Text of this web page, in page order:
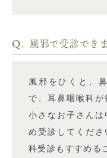
Q. 風邪で受診でき
風邪をひくと、
で、耳鼻咽喉科
小さなお子さん
め受診してくだ
科受診もすすめる